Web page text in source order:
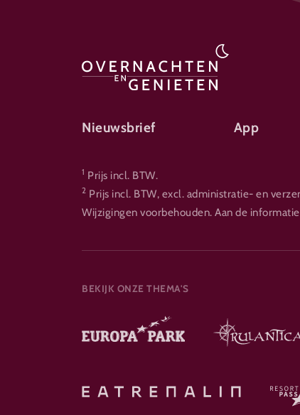
FOOTER-ÜBERNACHTEN
Nieuwsbrief App
1 Prijs incl. BTW.
2 Prijs incl. BTW, excl. administratie- en
Wijzigingen voorbehouden. Aan de
BEKIJK ONZE THEMA'S